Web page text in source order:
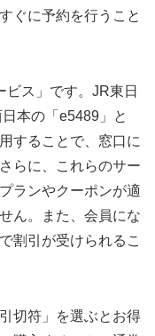
ぐに予約を行うこと
ス」です。JR東日
本の「e5489」と
することで、窓口に
らに、これらのサー
ランやクーポンが適
ん。また、会員にな
割引が受けられるこ
切符」を選ぶとお得